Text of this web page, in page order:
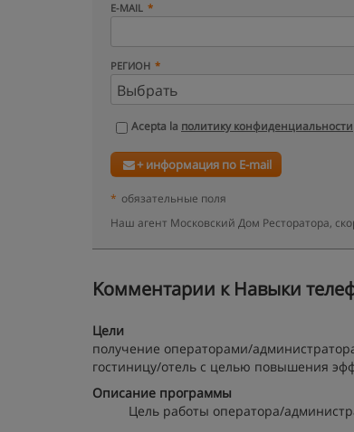
E-MAIL
РЕГИОН
Acepta la политику конфиденциальности
+ информация по E-mail
* обязательные поля
Наш агент Московский Дом Ресторатора,
Kомментарии к Навыки
Цели
получение операторами/
гостиницу/отель с целью повышения
Описание программы
Цель работы оператора/